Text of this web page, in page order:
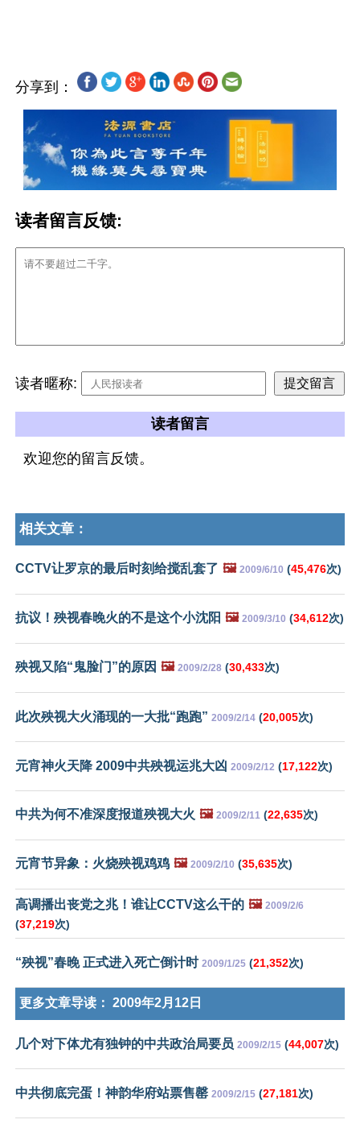
分享到：
读者留言反馈:
读者暱称:
读者留言
欢迎您的留言反馈。
相关文章：
CCTV让罗京的最后时刻给搅乱套了 🖼️ 2009/6/10 (45,476次)
抗议！殃视春晚火的不是这个小沈阳 🖼️ 2009/3/10 (34,612次)
殃视又陷“鬼脸门”的原因 🖼️ 2009/2/28 (30,433次)
此次殃视大火涌现的一大批“跑跑” 2009/2/14 (20,005次)
元宵神火天降 2009中共殃视运兆大凶 2009/2/12 (17,122次)
中共为何不准深度报道殃视大火 🖼️ 2009/2/11 (22,635次)
元宵节异象：火烧殃视鸡鸡 🖼️ 2009/2/10 (35,635次)
高调播出丧党之兆！谁让CCTV这么干的 🖼️ 2009/2/6
(37,219次)
“殃视”春晚 正式进入死亡倒计时 2009/1/25 (21,352次)
更多文章导读： 2009年2月12日
几个对下体尤有独钟的中共政治局要员 2009/2/15 (44,007次)
中共彻底完蛋！神韵华府站票售罄 2009/2/15 (27,181次)